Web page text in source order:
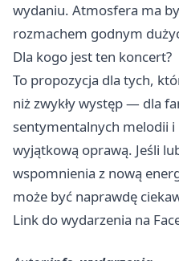
wydaniu. Atmosfera ma
rozmachem godnym
Dla kogo jest ten koncert?
To propozycja dla tych,
niż zwykły występ — dla
sentymentalnych melodii
wyjątkową oprawą. Jeśli
wspomnienia z nową
może być naprawdę
Link do wydarzenia na